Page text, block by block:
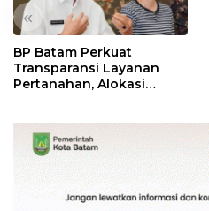
«
BP Batam Perkuat
Transparansi Layanan
Pertanahan, Alokasi